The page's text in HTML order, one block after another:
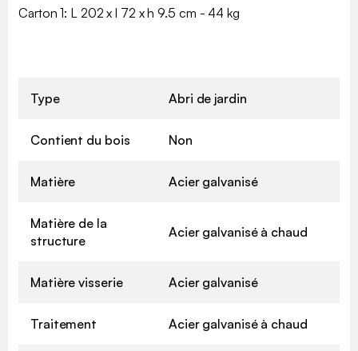
Carton 1: L 202 x l 72 x h 9.5 cm - 44 kg
Type Abri de jardin
Contient du bois Non
Matière Acier galvanisé
Matière de la
structure
Acier galvanisé à chaud
Matière visserie Acier galvanisé
Traitement Acier galvanisé à chaud